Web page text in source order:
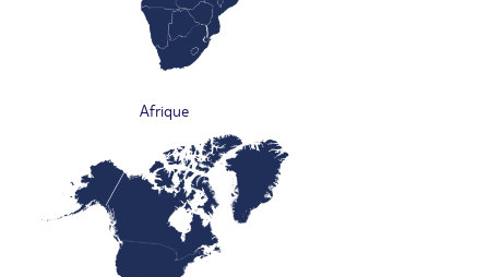
Afrique